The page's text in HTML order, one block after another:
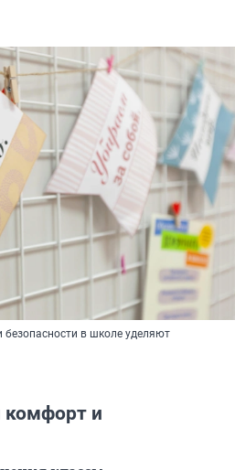
безопасности в школе уделяют
комфорт и